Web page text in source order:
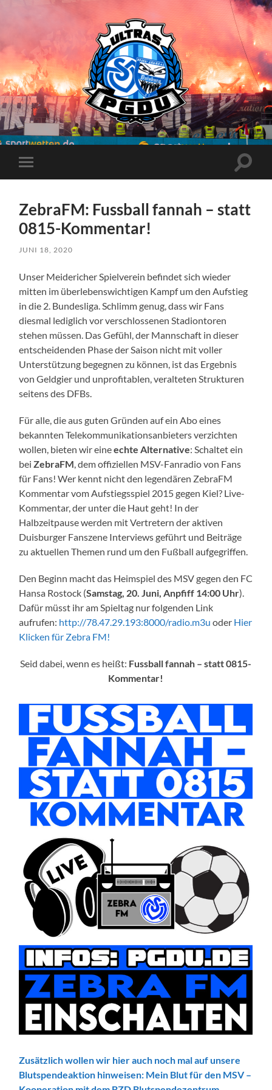
Proud
Generation
Duisburg
Mobile-
Menü
ZebraFM: Fussball fannah – statt
0815-Kommentar!
JUNI 18, 2020
Unser Meidericher Spielverein befindet sich wieder
mitten im überlebenswichtigen Kampf um den Aufstieg
in die 2. Bundesliga. Schlimm genug, dass wir Fans
diesmal lediglich vor verschlossenen Stadiontoren
stehen müssen. Das Gefühl, der Mannschaft in dieser
entscheidenden Phase der Saison nicht mit voller
Unterstützung begegnen zu können, ist das Ergebnis
von Geldgier und unprofitablen, veralteten Strukturen
seitens des DFBs.
Für alle, die aus guten Gründen auf ein Abo eines
bekannten Telekommunikationsanbieters verzichten
wollen, bieten wir eineechte Alternative: Schaltet ein
beiZebraFM , dem offiziellen MSV-Fanradio von Fans
für Fans! Wer kennt nicht den legendären ZebraFM
Kommentar vom Aufstiegsspiel 2015 gegen Kiel? Live-
Kommentar, der unter die Haut geht! In der
Halbzeitpause werden mit Vertretern der aktiven
Duisburger Fanszene Interviews geführt und Beiträge
zu aktuellen Themen rund um den Fußball aufgegriffen.
Den Beginn macht das Heimspiel des MSV gegen den FC
Hansa Rostock (Samstag, 20. Juni, Anpfiff 14:00 Uhr).
Dafür müsst ihr am Spieltag nur folgenden Link
aufrufen: http://78.47.29.193:8000/radio.m3uoder Hier
Klicken für Zebra FM!
Seid dabei, wenn es heißt: Fussball fannah – statt 0815-
Kommentar!
Zusätzlich wollen wir hier auch noch mal auf unsere
Blutspendeaktion hinweisen: Mein Blut für den MSV –